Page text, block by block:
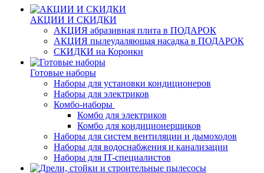
АКЦИИ И СКИДКИ
АКЦИЯ абразивная плита в ПОДАРОК
АКЦИЯ пылеудаляющая насадка в ПОДАРОК
СКИДКИ на Коронки
Готовые наборы
Наборы для установки кондиционеров
Наборы для электриков
Комбо-наборы
Комбо для электриков
Комбо для кондиционерщиков
Наборы для систем вентиляции и дымоходов
Наборы для водоснабжения и канализации
Наборы для IT-специалистов